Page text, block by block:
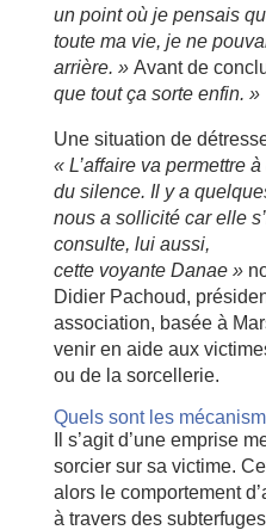
un point où je pensais
toute ma vie, je ne
arrière. »Avant de
que tout ça sorte enfin. »
Une situation de
« L’affaire va permettre
du silence. Il y a
nous a sollicité car elle
consulte, lui aussi,
cette voyante Danae »
Didier Pachoud,
association, basée à
venir en aide aux
ou de la sorcellerie.
Quels sont les
Il s’agit d’une emprise
sorcier sur sa victime.
alors le comportement
à travers des